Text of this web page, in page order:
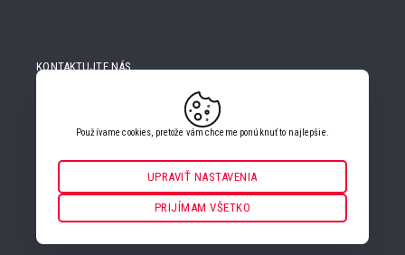
KONTAKTUJTE NÁS
NASTAVENIA COOKIES
Používame cookies, pretože vám chceme ponúknuť to najlepšie.
Nevyhnutné
VŽDY AKTÍVNE
správa siete, prístupnosť a základné štatistiky o návštevníkoch.
UPRAVIŤ NASTAVENIA
PRIJÍMAM VŠETKO